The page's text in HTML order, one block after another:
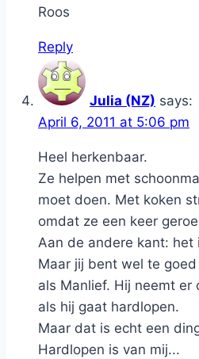
Roos
Reply
Julia (NZ) says:
April 6, 2011 at 5:06 pm
Heel herkenbaar.
Ze helpen met
moet doen. Met koken
omdat ze een keer
Aan de andere kant: het
Maar jij bent wel te
als Manlief. Hij neemt er
als hij gaat hardlopen.
Maar dat is echt een
Hardlopen is van mij...